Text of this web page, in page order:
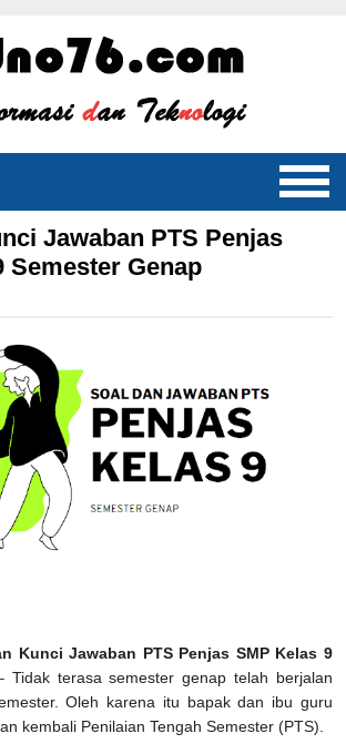
Jawaban PTS Penjas
Semester Genap
Kunci Jawaban PTS Penjas SMP Kelas 9
Tidak terasa semester genap telah berjalan
Oleh karena itu bapak dan ibu guru
kembali Penilaian Tengah Semester (PTS).